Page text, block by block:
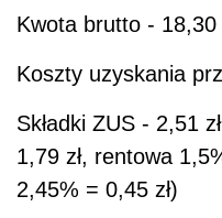
Kwota brutto - 18,30
Koszty uzyskania
Składki ZUS - 2,51
1,79 zł, rentowa
2,45% = 0,45 zł)